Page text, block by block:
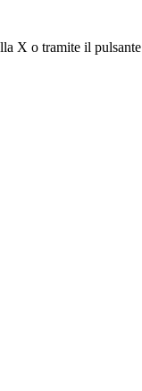
X o tramite il